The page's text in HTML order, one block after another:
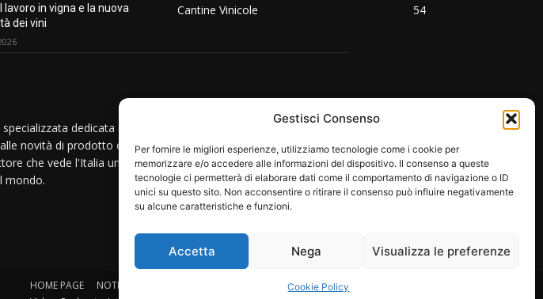
Gestisci Consenso
Per fornire le migliori esperienze, utilizziamo tecnologie come i cookie per
memorizzare e/o accedere alle informazioni del dispositivo. Il consenso a queste
tecnologie ci permetterà di elaborare dati come il comportamento di navigazione o ID
unici su questo sito. Non acconsentire o ritirare il consenso può influire negativamente
su alcune caratteristiche e funzioni.
Accetta Nega Visualizza le preferenze
Cookie Policy
lavoro in vigna e la nuova
dei vini
Cantine Vinicole
54
dedicata al
novità di prodotto e
che vede l'Italia uno
mondo.
HOME PAGE NOTIZIE
EMOZIONI